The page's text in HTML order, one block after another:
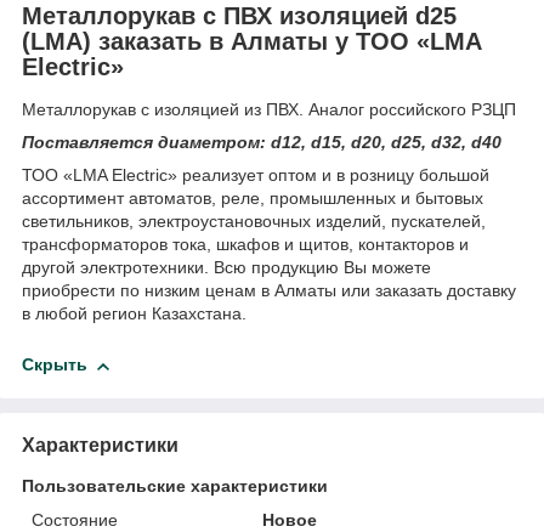
Металлорукав с ПВХ изоляцией d25
(LMA) заказать в Алматы у ТОО «LMA
Electric»
Металлорукав с изоляцией из ПВХ. Аналог российского РЗЦП
Поставляется диаметром: d12, d15, d20, d25, d32, d40
ТОО «LMA Electric» реализует оптом и в розницу большой
ассортимент автоматов, реле, промышленных и бытовых
светильников, электроустановочных изделий, пускателей,
трансформаторов тока, шкафов и щитов, контакторов и
другой электротехники. Всю продукцию Вы можете
приобрести по низким ценам в Алматы или заказать доставку
в любой регион Казахстана.
Скрыть
Характеристики
Пользовательские характеристики
Состояние
Новое